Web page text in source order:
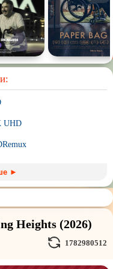
Для взрослых
UHD
(трэш) movies
и Демоны
►
Heights (2026)
1782980512